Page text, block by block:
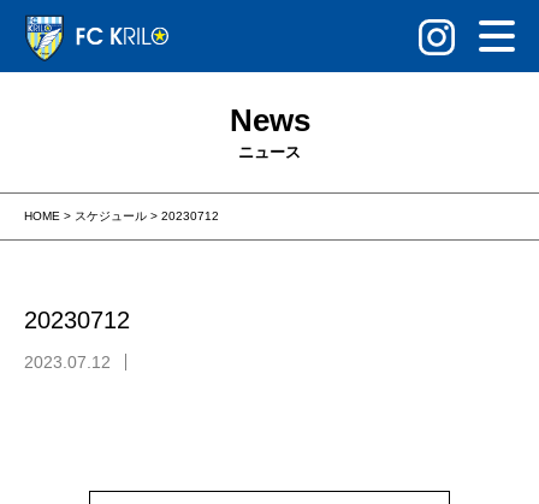
News
ニュース
HOME > スケジュール > 20230712
20230712
2023.07.12